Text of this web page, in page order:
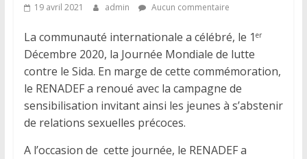
19 avril 2021 admin Aucun commentaire
La communauté internationale a célébré, le 1 er
Décembre 2020, la Journée Mondiale de lutte
contre le Sida. En marge de cette commémoration,
le RENADEF a renoué avec la campagne de
sensibilisation invitant ainsi les jeunes à s’abstenir
de relations sexuelles précoces.
A l’occasion de cette journée, le RENADEF a